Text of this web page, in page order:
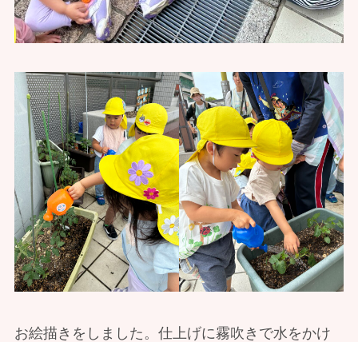
お絵描きをしました。仕上げに霧吹きで水をかけ